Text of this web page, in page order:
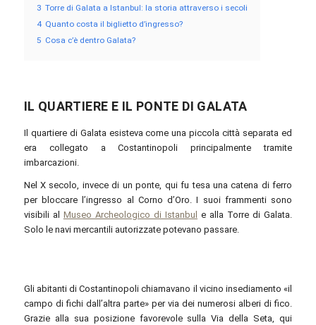
3 Torre di Galata a Istanbul: la storia attraverso i secoli
4 Quanto costa il biglietto d’ingresso?
5 Cosa c’è dentro Galata?
IL QUARTIERE E IL PONTE DI GALATA
Il quartiere di Galata esisteva come una piccola città separata ed
era collegato a Costantinopoli principalmente tramite
imbarcazioni.
Nel X secolo, invece di un ponte, qui fu tesa una catena di ferro
per bloccare l’ingresso al Corno d’Oro. I suoi frammenti sono
visibili al Museo Archeologico di Istanbul e alla Torre di Galata.
Solo le navi mercantili autorizzate potevano passare.
Gli abitanti di Costantinopoli chiamavano il vicino insediamento «il
campo di fichi dall’altra parte»‎ per via dei numerosi alberi di fico.
Grazie alla sua posizione favorevole sulla Via della Seta, qui